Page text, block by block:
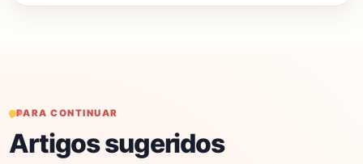
PARA CONTINUAR
Artigos sugeridos